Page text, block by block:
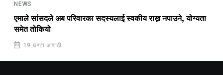
NEWS
एमाले सांसदले अब परिवारका सदस्यलाई स्वकीय राख्न नपाउने, योग्यता
समेत तोकियो
19 घण्टा अगाडी